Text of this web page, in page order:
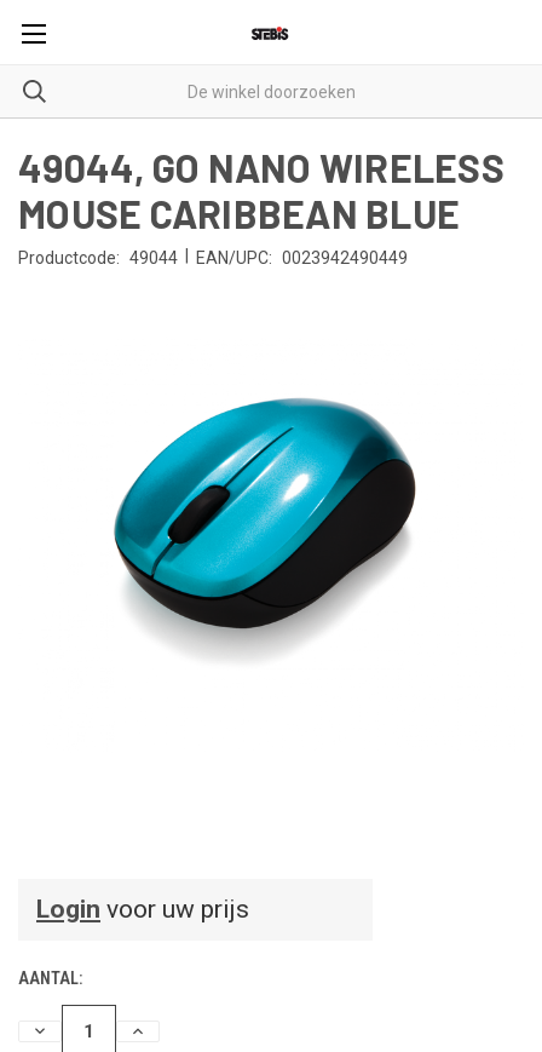
49044, GO NANO WIRELESS
MOUSE CARIBBEAN BLUE
Productcode: 49044 EAN/UPC: 0023942490449
Login voor uw prijs
AANTAL:
HOEVEELHEIDHOEVEELHEID